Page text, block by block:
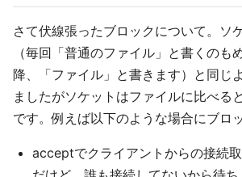
さて伏線張ったブロックについて。ソ
（毎回「普通のファイル」と書くのも
降、「ファイル」と書きます）と同じ
ましたがソケットはファイルに比べる
です。例えば以下のような場合にブロ
acceptでクライアントからの接続